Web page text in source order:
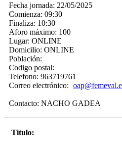
Fecha jornada: 22/05/2025
Comienza: 09:30
Finaliza: 10:30
Aforo máximo: 100
Lugar: ONLINE
Domicilio: ONLINE
Población:
Codigo postal:
Telefono: 963719761
Correo electrónico:
Contacto: NACHO GADEA
Titulo: